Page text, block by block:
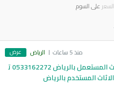
السعر على السوم
منذ 5 ساعات الرياض عرض
توصيل جمعية خيرية للاثاث المستعمل بالرياض 0533162272 ت
المستخدم بالرياض